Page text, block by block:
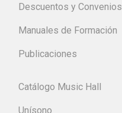
Descuentos y Convenios
Manuales de Formación
Publicaciones
Catálogo Music Hall
Unísono